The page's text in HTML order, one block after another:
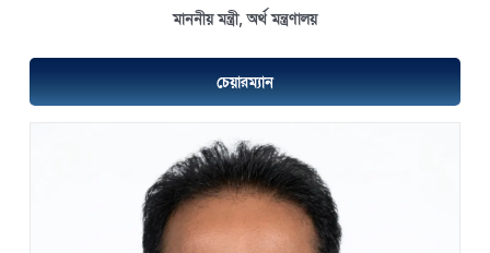
মাননীয় মন্ত্রী, অর্থ মন্ত্রণালয়
চেয়ারম্যান